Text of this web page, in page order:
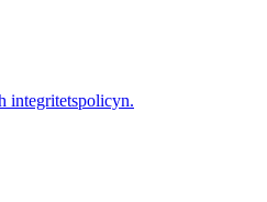
integritetspolicyn.